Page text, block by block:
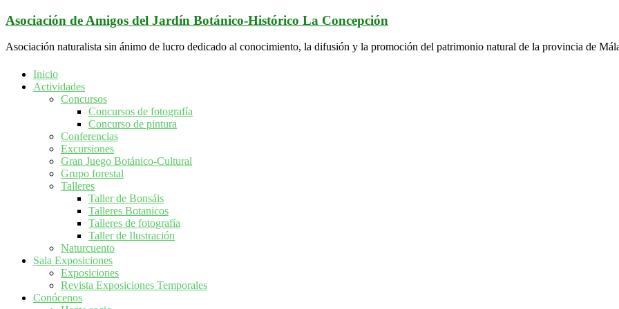
Saltar
contenido
Asociación de Amigos del Jardín Botánico-Histórico La Concepción
Asociación naturalista sin ánimo de lucro dedicado al conocimiento, la difusión y la promoción del patrimonio natural de la provincia de
Inicio
Actividades
Concursos
Concursos de fotografía
Concurso de pintura
Conferencias
Excursiones
Gran Juego Botánico-Cultural
Grupo forestal
Talleres
Taller de Bonsáis
Talleres Botanicos
Talleres de fotografía
Taller de Ilustración
Naturcuento
Sala Exposiciones
Exposiciones
Revista Exposiciones Temporales
Conócenos